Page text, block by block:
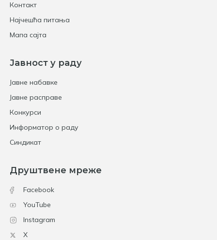
Контакт
Најчешћа питања
Мапа сајта
Јавност у раду
Јавне набавке
Јавне расправе
Конкурси
Информатор о раду
Синдикат
Друштвене мреже
Facebook
YouTube
Instagram
X